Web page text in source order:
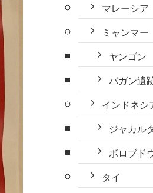
マレーシア
ミャンマー
ヤンゴン
バガン遺
インドネシ
ジャカル
ボロブド
タイ